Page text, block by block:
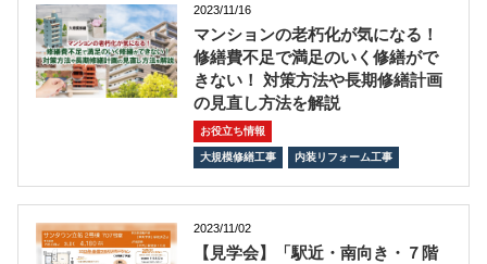
2023/11/16
マンションの老朽化が気になる！
修繕費不足で満足のいく修繕がで
きない！ 対策方法や長期修繕計画
の見直し方法を解説
お役立ち情報
大規模修繕工事 内装リフォーム工事
2023/11/02
【見学会】「駅近・南向き・７階